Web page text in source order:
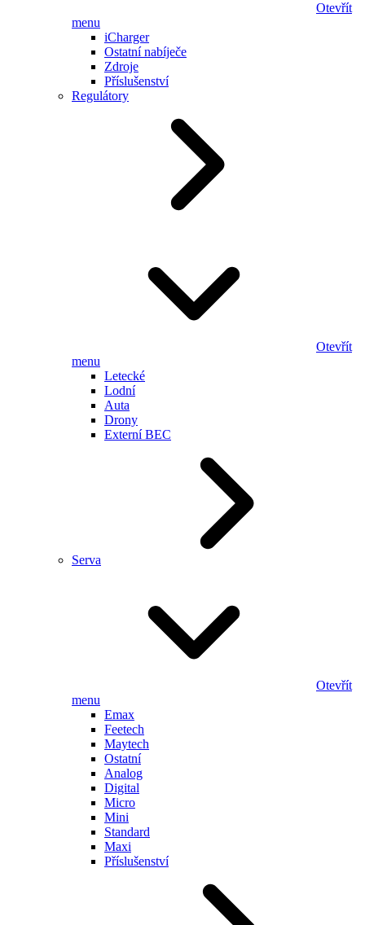
Otevřít
menu
iCharger
Ostatní nabíječe
Zdroje
Příslušenství
Regulátory
Otevřít
menu
Letecké
Lodní
Auta
Drony
Externí BEC
Serva
Otevřít
menu
Emax
Feetech
Maytech
Ostatní
Analog
Digital
Micro
Mini
Standard
Maxi
Příslušenství